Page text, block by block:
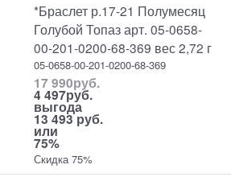
*Браслет р.17-21 Полумесяц
Голубой Топаз арт. 05-0658-
00-201-0200-68-369 вес 2,72 г
05-0658-00-201-0200-68-369
17 990руб.
4 497руб.
выгода
13 493 руб.
или
75%
Скидка 75%